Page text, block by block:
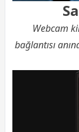
Webcam
bağlantısı